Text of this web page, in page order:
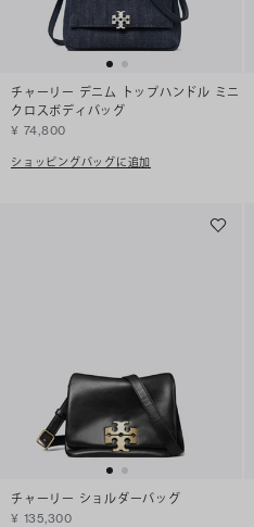
チャーリー デニム トップハンドル ミニ
クロスボディバッグ
¥ 74,800
ショッピングバッグに追加
チャーリー ショルダーバッグ
¥ 135,300